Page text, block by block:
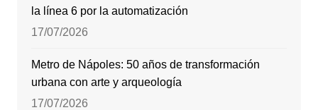
la línea 6 por la automatización
17/07/2026
Metro de Nápoles: 50 años de transformación
urbana con arte y arqueología
17/07/2026